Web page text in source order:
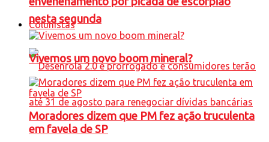
nesta segunda
Colunistas
Vivemos um novo boom mineral?
Moradores dizem que PM fez ação truculenta
em favela de SP